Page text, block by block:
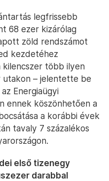
legfrissebb
68 ezer kizárólag
zöld rendszámot
kezdetéhez
kilencszer több ilyen
utakon – jelentette be
az Energiaügyi
ennek köszönhetően a
a korábbi évek
tavaly 7 százalékos
első tizenegy
darabbal